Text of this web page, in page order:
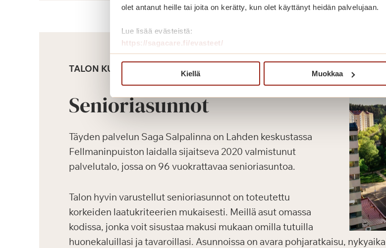
olet antanut heille tai joita on kerätty, kun olet käyttänyt heidän palvelujaan.
Lue lisää evästeistä:
https://sagacare.fi/evasteet/
Kiellä Muokkaa
TALON KUVAUS
Senioriasunnot
Täyden palvelun Saga Salpalinna on Lahden keskustassa
Fellmaninpuiston laidalla sijaitseva 2020 valmistunut
palvelutalo, jossa on 96 vuokrattavaa senioriasuntoa.
Talon hyvin varustellut senioriasunnot on toteutettu
korkeiden laatukriteerien mukaisesti. Meillä asut omassa
kodissa, jonka voit sisustaa makusi mukaan omilla tutuilla
huonekaluillasi ja tavaroillasi. Asunnoissa on avara pohjaratkaisu,